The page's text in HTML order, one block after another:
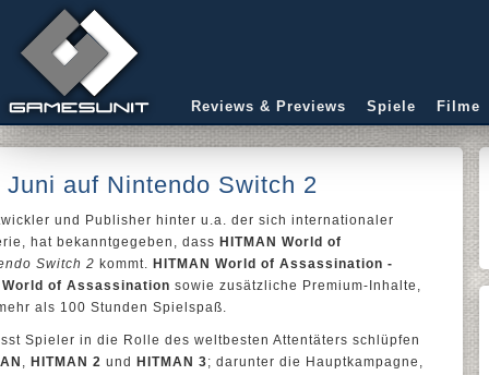
Reviews & Previews Spiele Filme
auf Nintendo Switch 2
und Publisher hinter u.a. der sich internationaler
hat bekanntgegeben, dass HITMAN World of
Switch 2 kommt. HITMAN World of Assassination -
World of Assassination sowie zusätzliche Premium-Inhalte,
als 100 Stunden Spielspaß.
Spieler in die Rolle des weltbesten Attentäters schlüpfen
, HITMAN 2 und HITMAN 3; darunter die Hauptkampagne,